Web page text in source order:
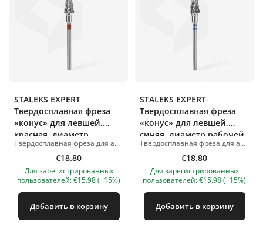
STALEKS EXPERT
Твердосплавная фреза
«конус» для левшей,
красная, диаметр
рабочей части 6 мм,
длина рабочей части 14
мм
Твердосплавная фреза для аппаратного маникюра и педикюра. Красная насечка мягкой жёсткости. Форма «конус» предназначена для коррекции искусственных ногтей, снятия искусственного материала, а также обработки кожи стоп и подушечек пальцев. Применение в маникюре: коррекция тонкого искусственного материала; удаление излишков материала; обработка отслоек в боковых ногтевых валиках. Применение в педикюре и подологии: обработка ороговевшей кожи, натоптышей и мозолей. Изготовлена из высококачественного металла. Подходит для всех видов дезинфекции и стерилизации. Устойчива к коррозии. Фотографии товаров иллюстративные. Если у вас есть вопросы, мы всегда ждем вашего письма на nanatallinn@gmail.com
€18.80
Для зарегистрированных
пользователей: €15.98 (−15%)
Добавить в корзину
STALEKS EXPERT
Твердосплавная фреза
«конус» для левшей,
синяя, диаметр рабочей
части 6 мм, длина
рабочей части 14 мм
Твердосплавная фреза для аппаратного маникюра и педикюра. Синяя насечка средней жёсткости. Форма «конус» предназначена для коррекции искусственных ногтей, снятия искусственного материала, а также обработки кожи стоп и подушечек пальцев. Применение в маникюре: коррекция тонкого искусственного материала; удаление излишков материала; обработка отслоек в боковых ногтевых валиках. Применение в педикюре и подологии: обработка ороговевшей кожи, натоптышей и мозолей. Изготовлена из высококачественного металла. Подходит для всех видов дезинфекции и стерилизации. Устойчива к коррозии. Фотографии товаров иллюстративные. Если у вас есть вопросы, мы всегда ждем вашего письма на nanatallinn@gmail.com
€18.80
Для зарегистрированных
пользователей: €15.98 (−15%)
Добавить в корзину